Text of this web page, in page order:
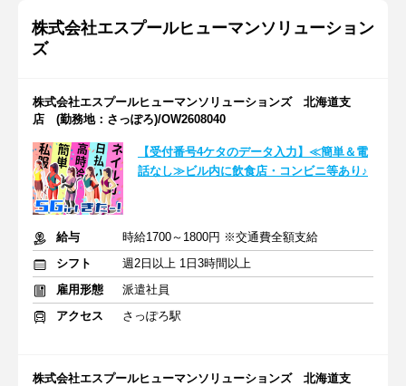
株式会社エスプールヒューマンソリューション
ズ
株式会社エスプールヒューマンソリューションズ 北海道支
店 (勤務地：さっぽろ)/OW2608040
【受付番号4ケタのデータ入力】≪簡単＆電
話なし≫ビル内に飲食店・コンビニ等あり♪
給与
時給1700～1800円 ※交通費全額支給
シフト
週2日以上 1日3時間以上
雇用形態
派遣社員
アクセス
さっぽろ駅
株式会社エスプールヒューマンソリューションズ 北海道支